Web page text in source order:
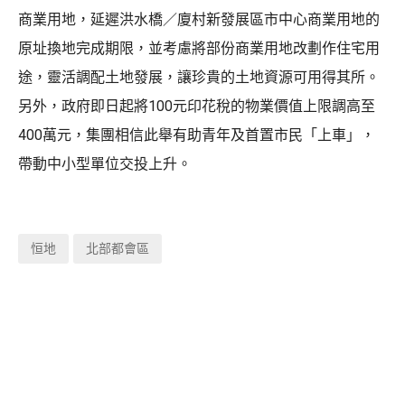
商業用地，延遲洪水橋／廈村新發展區市中心商業用地的
原址換地完成期限，並考慮將部份商業用地改劃作住宅用
途，靈活調配土地發展，讓珍貴的土地資源可用得其所。
另外，政府即日起將100元印花稅的物業價值上限調高至
400萬元，集團相信此舉有助青年及首置市民「上車」，
帶動中小型單位交投上升。
恒地 北部都會區